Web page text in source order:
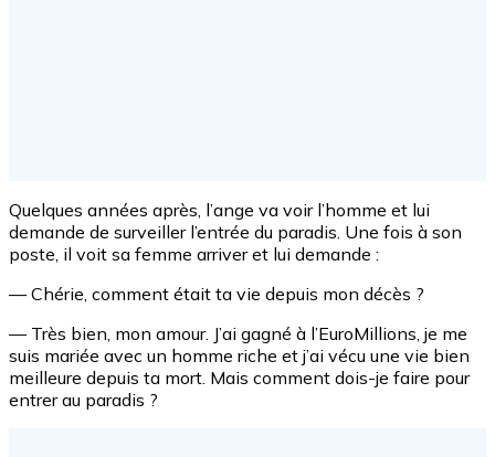
Quelques années après, l’ange va voir l’homme et lui
demande de surveiller l’entrée du paradis. Une fois à son
poste, il voit sa femme arriver et lui demande :
— Chérie, comment était ta vie depuis mon décès ?
— Très bien, mon amour. J’ai gagné à l’EuroMillions, je me
suis mariée avec un homme riche et j’ai vécu une vie bien
meilleure depuis ta mort. Mais comment dois-je faire pour
entrer au paradis ?